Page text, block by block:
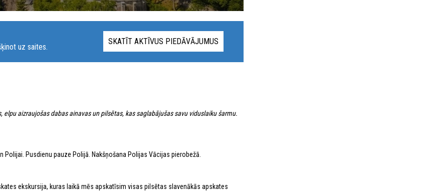
SKATĪT AKTĪVUS PIEDĀVĀJUMUS
uz saites.
aizraujošas dabas ainavas un pilsētas, kas saglabājušas savu viduslaiku šarmu.
Polijai. Pusdienu pauze Polijā. Nakšņošana Polijas Vācijas pierobežā.
ekskursija, kuras laikā mēs apskatīsim visas pilsētas slavenākās apskates